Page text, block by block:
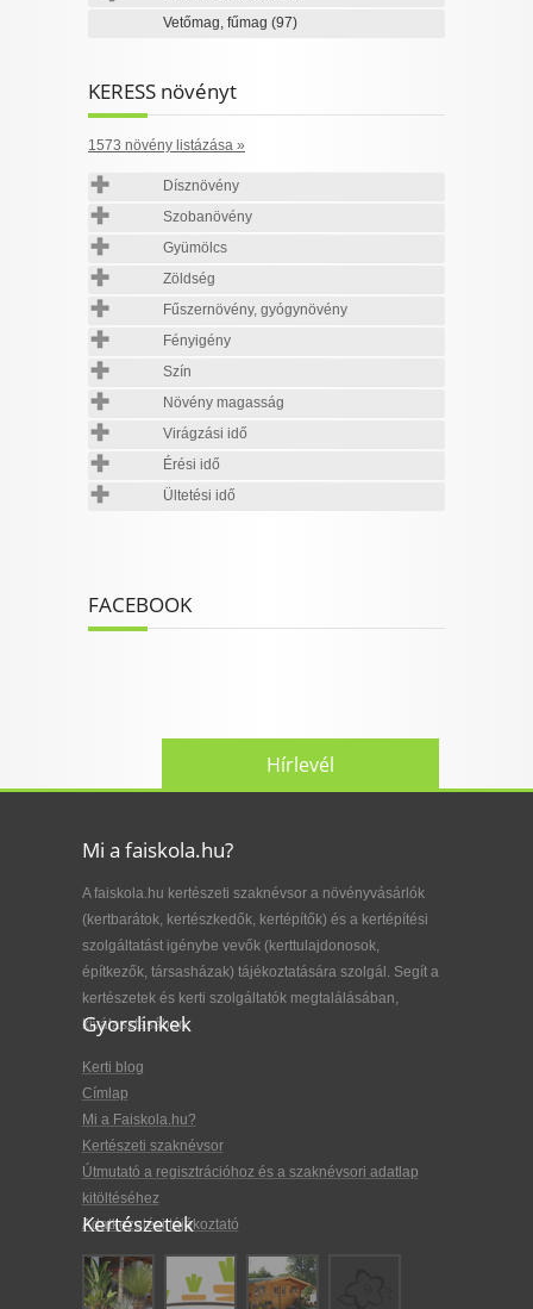
Vetőmag, fűmag (97)
KERESS növényt
1573 növény listázása »
Dísznövény
Szobanövény
Gyümölcs
Zöldség
Fűszernövény, gyógynövény
Fényigény
Szín
Növény magasság
Virágzási idő
Érési idő
Ültetési idő
FACEBOOK
Hírlevél
Mi a faiskola.hu?
A faiskola.hu kertészeti szaknévsor a növényvásárlók
(kertbarátok, kertészkedők, kertépítők) és a kertépítési
szolgáltatást igénybe vevők (kerttulajdonosok,
építkezők, társasházak) tájékoztatására szolgál. Segít a
kertészetek és kerti szolgáltatók megtalálásában,
kiválasztásában.
Gyorslinkek
Kerti blog
Címlap
Mi a Faiskola.hu?
Kertészeti szaknévsor
Útmutató a regisztrációhoz és a szaknévsori adatlap
kitöltéséhez
Adatkezelési tájékoztató
Kertészetek